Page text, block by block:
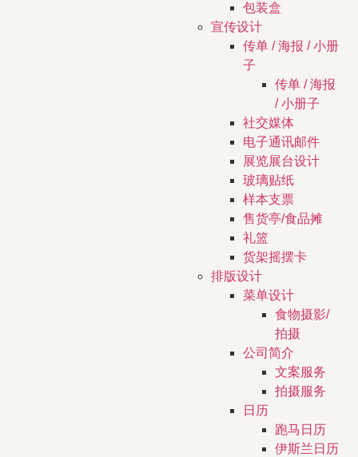
包装盒
宣传设计
传单 / 海报 / 小册
子
传单 / 海报
/ 小册子
社交媒体
电子通讯邮件
展览展台设计
玻璃贴纸
样本支票
售货亭/食品摊
礼篮
货架摇摆卡
排版设计
菜单设计
食物摄影/
拍摄
公司简介
文案服务
拍摄服务
日历
跑马日历
伊斯兰日历